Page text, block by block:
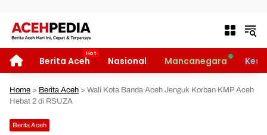
HOMEBerita Aceh Nasional Mancanegara
Home > Berita Aceh > Wali Kota Banda Aceh Jenguk Korban KMP Aceh
Hebat 2 di RSUZA
Berita Aceh